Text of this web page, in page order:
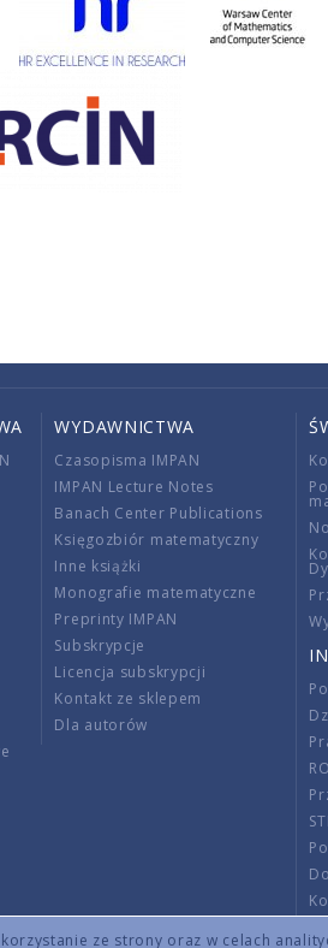
ze strony oraz w celach
WYDAWNICTWA
Czasopisma IMPAN
IMPAN Lecture Notes
Banach Center Publications
Księgozbiór matematyczny
Inne książki
Monografie matematyczne
Preprinty IMPAN
Subskrypcje
Licencja subskrypcji
Kontakt ze sklepem
Dla autorów